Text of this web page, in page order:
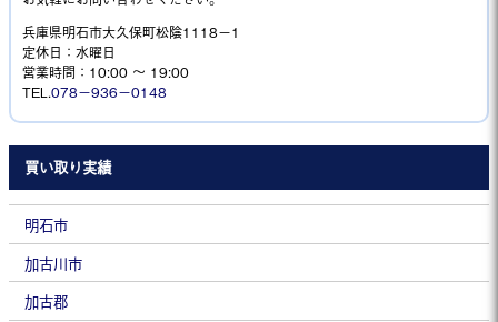
兵庫県明石市大久保町松陰1118−1
定休日：水曜日
営業時間：10:00 ～ 19:00
TEL.078－936－0148
買い取り実績
明石市
加古川市
加古郡